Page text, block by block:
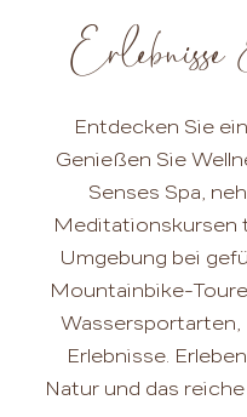
Entdecken Sie
Genießen Sie
Senses Spa,
Meditationskursen
Umgebung bei
Mountainbike-
Wassersportarten,
Erlebnisse.
Natur und das